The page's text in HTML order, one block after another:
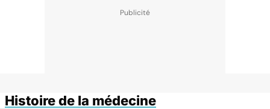
Histoire de la médecine